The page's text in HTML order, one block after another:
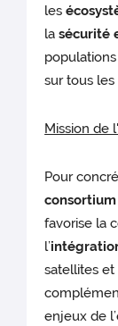
les
lasécurité
sur tous
Mission de
Pour
favorise la
l’
satellites
enjeux de